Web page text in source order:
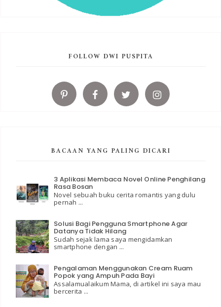
FOLLOW DWI PUSPITA
BACAAN YANG PALING DICARI
3 Aplikasi Membaca Novel Online Penghilang
Rasa Bosan
Novel sebuah buku cerita romantis yang dulu
pernah ...
Solusi Bagi Pengguna Smartphone Agar
Datanya Tidak Hilang
Sudah sejak lama saya mengidamkan
smartphone dengan ...
Pengalaman Menggunakan Cream Ruam
Popok yang Ampuh Pada Bayi
Assalamualaikum Mama, di artikel ini saya mau
bercerita ...